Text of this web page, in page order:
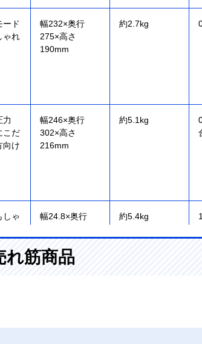
ード
ゃれ
幅232×奥行
275×高さ
190mm
約2.7kg
力
こだ
向け
幅246×奥行
302×高さ
216mm
約5.1kg
しゃ
幅24.8×奥行
23.2cm
約5.4kg
れ筋商品